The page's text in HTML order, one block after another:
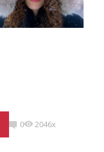
0 2046x